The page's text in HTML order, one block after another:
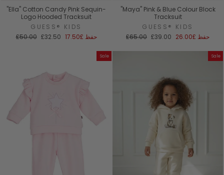
"Ella" Cotton Candy Pink Sequin-
Logo Hooded Tracksuit
GUESS® KIDS
السعر
£50.00 سعر
£32.50 حفظ £17.50
"Maya" Pink & Blue Colour Block
Tracksuit
GUESS® KIDS
السعر
£65.00 سعر
£39.00 حفظ £26.00
Sale Sale